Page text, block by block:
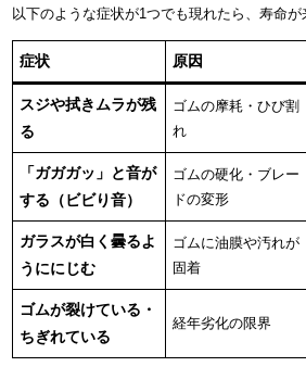
以下のような症状が1つでも現れたら、寿命が
症状 原因
スジや拭きムラが残
る
ゴムの摩耗・ひび割
れ
「ガガガッ」と音が
する（ビビり音）
ゴムの硬化・ブレー
ドの変形
ガラスが白く曇るよ
うににじむ
ゴムに油膜や汚れが
固着
ゴムが裂けている・
ちぎれている
経年劣化の限界